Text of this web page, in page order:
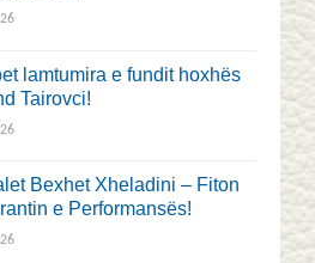
lamtumira e fundit hoxhës
Tairovci!
Bexhet Xheladini – Fiton
e Performansës!